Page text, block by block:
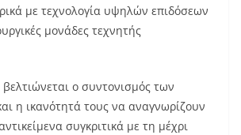
με τεχνολογία υψηλών επιδόσεων
μονάδες τεχνητής
ο συντονισμός των
η ικανότητά τους να αναγνωρίζουν
συγκριτικά με τη μέχρι